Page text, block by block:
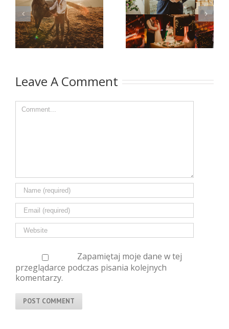
Wesele w Zaciszu
Anny Korcz Marysia i
Piotr
Zabezpieczone:
Agnieszka & Artur |
wpis prywatny
Leave A Comment
Comment
Zapamiętaj moje dane w tej
przeglądarce podczas pisania kolejnych
komentarzy.